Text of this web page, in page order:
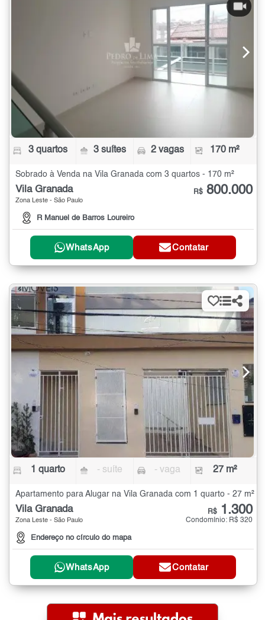
3 quartos 3 suítes 2 vagas 170 m²
Sobrado à Venda na Vila Granada com 3 quartos - 170 m²
Vila Granada
Zona Leste - São Paulo
R Manuel de Barros Loureiro
R$ 800.000
WhatsApp Contatar
1 quarto - suíte - vaga 27 m²
Apartamento para Alugar na Vila Granada com 1 quarto - 27 m²
Vila Granada
Zona Leste - São Paulo
Endereço no círculo do mapa
R$ 1.300
Condomínio: R$ 320
WhatsApp Contatar